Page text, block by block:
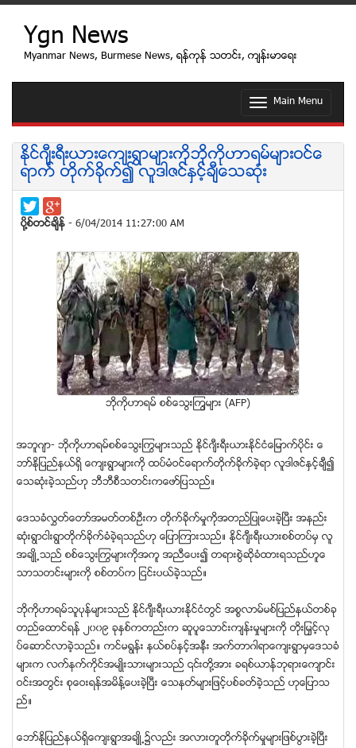
Ygn News
Myanmar News, Burmese News, ရန္ကုန္ သတင္း, က်န္းမာေရး
T
g
l
n
a
t
i
o
n
Main Menu
ႏိုင္ဂ်ီးရီးယားေက်းရြာမ်ားကိုဘုိကိုဟာရမ္မ်ားဝင္ေ
ရာက္ တိုက္ခိုက္၍ လူဒါဇင္ႏွင့္ခ်ီေသဆံုး
ပုိ႔စ္တင္ခ်ိန္ - 6/04/2014 11:27:00 AM
ဘုိကိုဟာရမ္ စစ္ေသြးၾကြမ်ား (AFP)
အဘူဂ်ာ- ဘိုကိုဟာရမ္စစ္ေသြးႂကြမ်ားသည္ ႏိုင္ဂ်ီးရီးယားႏိုင္ငံေျမာက္ပိုင္း ေ
ဘာ္ႏိုျပည္နယ္ရွိ ေက်းရြာမ်ားကို ထပ္မံဝင္ေရာက္တိုက္ခိုက္ခဲ့ရာ လူဒါဇင္ႏွင့္ခ်ီ၍
ေသဆံုးခဲ့သည္ဟု ဘီဘီစီသတင္းကေဖာ္ျပသည္။
ေဒသခံလႊတ္ေတာ္အမတ္တစ္ဦးက တုိက္ခုိက္မႈကိုအတည္ျပဳေပးခဲ့ၿပီး အနည္း
ဆံုးရြာငါးရြာတိုက္ခိုက္ခံခဲ့ရသည္ဟု ေျပာၾကားသည္။ ႏိုင္ဂ်ီးရီးယားစစ္တပ္မွ လူ
အခ်ဳိ႕သည္ စစ္ေသြးႂကြမ်ားကိုအကူ အညီေပး၍ တရားစြဲဆိုခံထားရသည္ဟူေ
သာသတင္းမ်ားကို စစ္တပ္က ျငင္းပယ္ခဲ့သည္။
ဘုိကိုဟာရမ္သူပုန္မ်ားသည္ ႏိုင္ဂ်ီးရီးယားႏိုင္ငံတြင္ အစၥလာမ္မစ္ျပည္နယ္တစ္ခု
တည္ေထာင္ရန္ ၂၀၀၉ ခုႏွစ္ကတည္းက ဆူပူေသာင္းက်န္းမႈမ်ားကို တိုးျမႇင့္လု
ပ္ေဆာင္လာခဲ့သည္။ ကင္မရြန္း နယ္စပ္ႏွင့္အနီး အက္တာဂါရာေက်းရြာမွေဒသခံ
မ်ားက လက္နက္ကိုင္အမ်ဳိးသားမ်ားသည္ ၎တို႔အား ခရစ္ယာန္ဘုရားေက်ာင္း
ဝင္းအတြင္း စုေဝးရန္အမိန္႔ေပးခဲ့ၿပီး ေသနတ္မ်ားျဖင့္ပစ္ခတ္ခဲ့သည္ ဟုေျပာသ
ည္။
ေဘာ္ႏုိျပည္နယ္ရွိေက်းရြာအခ်ဳိ႕၌လည္း အလားတူတိုက္ခိုက္မႈမ်ားျဖစ္ပြားခဲ့ၿပီး